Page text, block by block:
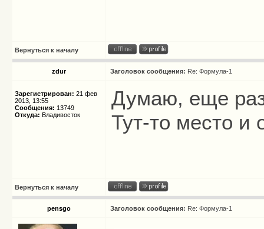
Вернуться к началу
zdur Заголовок сообщения: Re: Формула-1
Зарегистрирован: 21 фев
2013, 13:55
Сообщения: 13749
Откуда: Владивосток
Думаю, еще раз
Тут-то место и
Вернуться к началу
pensgo Заголовок сообщения: Re: Формула-1